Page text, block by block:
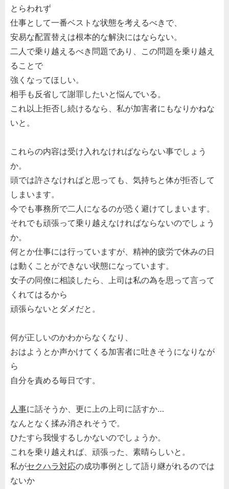
とらわれず
仕事として一番ベストな状態を考えるべきで、
安易な配置替えは根本的な解決にはならない。
二人で乗り越えるべき問題であり、この問題を乗り越え
ることで
強くなってほしい。
相手も反省して謝罪したいと悩んでいる。
これ以上拒否し続けるなら、私が加害者にもなりかねな
いと。
これらの内容は受け入れなければならない事でしょう
か。
頭では許さなければと思っても、気持ちと体が拒否して
しまいます。
今でも事務所で二人になるのが恐く避けてしまいます。
それでも頑張って乗り越えなければならないのでしょう
か。
何とか仕事には行っていますが、精神的疲労で休みの日
は動くことができない状態になっています。
女子の同僚に相談したら、上司は私の為を思って言って
くれてはるから
頑張らないとダメだと。
何が正しいのかわからなくなり、
おはようとか声かけてくる加害者に吐きそうになりなが
ら
自分を責める毎日です。
人事に話そうか、更に上の上司に話すか…
なんとなく揉み消されそうで。
ひたすら我慢するしかないのでしょうか。
これを乗り越えれば、頑張った、素晴らしいと。
私がセクハラ対応の成功事例として語り継がれるのでは
ないか